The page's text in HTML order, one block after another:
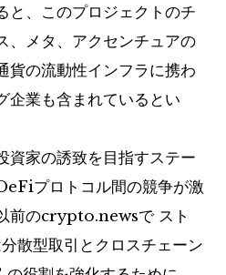
と、このプロジェクトのチ
、メタ、アクセンチュアの
貨の流動性インフラに携わ
企業も含まれているとい
資家の誘致を目指すステー
プロトコル間の競争が激
前のcrypto.newsで スト
散型取引とクロスチェーン